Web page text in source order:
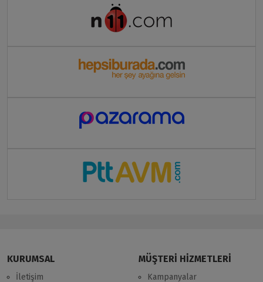
KURUMSAL
İletişim
MÜŞTERİ HİZMETLERİ
Kampanyalar